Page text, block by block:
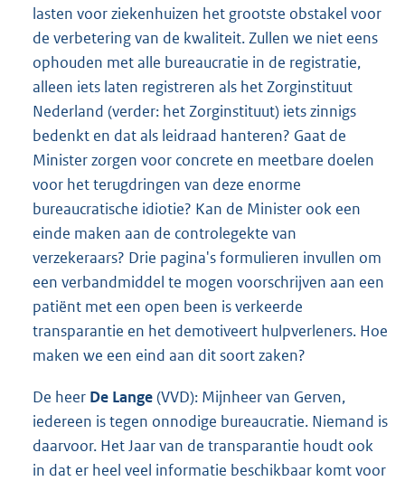
lasten voor ziekenhuizen het grootste obstakel voor
de verbetering van de kwaliteit. Zullen we niet eens
ophouden met alle bureaucratie in de registratie,
alleen iets laten registreren als het Zorginstituut
Nederland (verder: het Zorginstituut) iets zinnigs
bedenkt en dat als leidraad hanteren? Gaat de
Minister zorgen voor concrete en meetbare doelen
voor het terugdringen van deze enorme
bureaucratische idiotie? Kan de Minister ook een
einde maken aan de controlegekte van
verzekeraars? Drie pagina's formulieren invullen om
een verbandmiddel te mogen voorschrijven aan een
patiënt met een open been is verkeerde
transparantie en het demotiveert hulpverleners. Hoe
maken we een eind aan dit soort zaken?
De heer De Lange(VVD): Mijnheer van Gerven,
iedereen is tegen onnodige bureaucratie. Niemand is
daarvoor. Het Jaar van de transparantie houdt ook
in dat er heel veel informatie beschikbaar komt voor